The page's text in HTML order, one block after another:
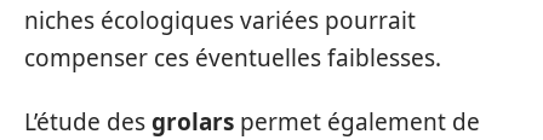
niches écologiques variées pourrait
compenser ces éventuelles faiblesses.
L’étude desgrolars permet également de